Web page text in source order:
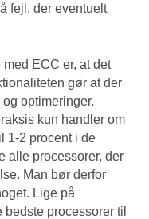
fejl, der eventuelt
ECC er, at det
gør at der
optimeringer.
kun handler om
1-2 procent i de
alle processorer, der
Man bør derfor
Lige på
processorer til